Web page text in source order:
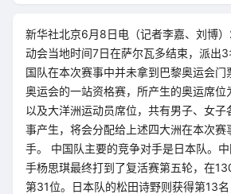
新华社北京6月8日电（记者李嘉、刘博
动会当地时间7日在萨尔瓦多结束，派出
国队在本次赛事中并未拿到巴黎奥运会
奥运会的一站资格赛，所产生的奥运席位
以及大洋洲运动员席位，共有男子、女
事产生，将会分配给上述四大洲在本次赛
手。 中国队主要的竞争对手是日本队。
手杨思琪最终打到了复活赛第五轮，在
第31位。日本队的松田诗野则获得第13